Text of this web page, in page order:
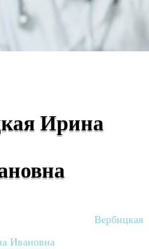
Ирина
Вербицкая
Ивановна